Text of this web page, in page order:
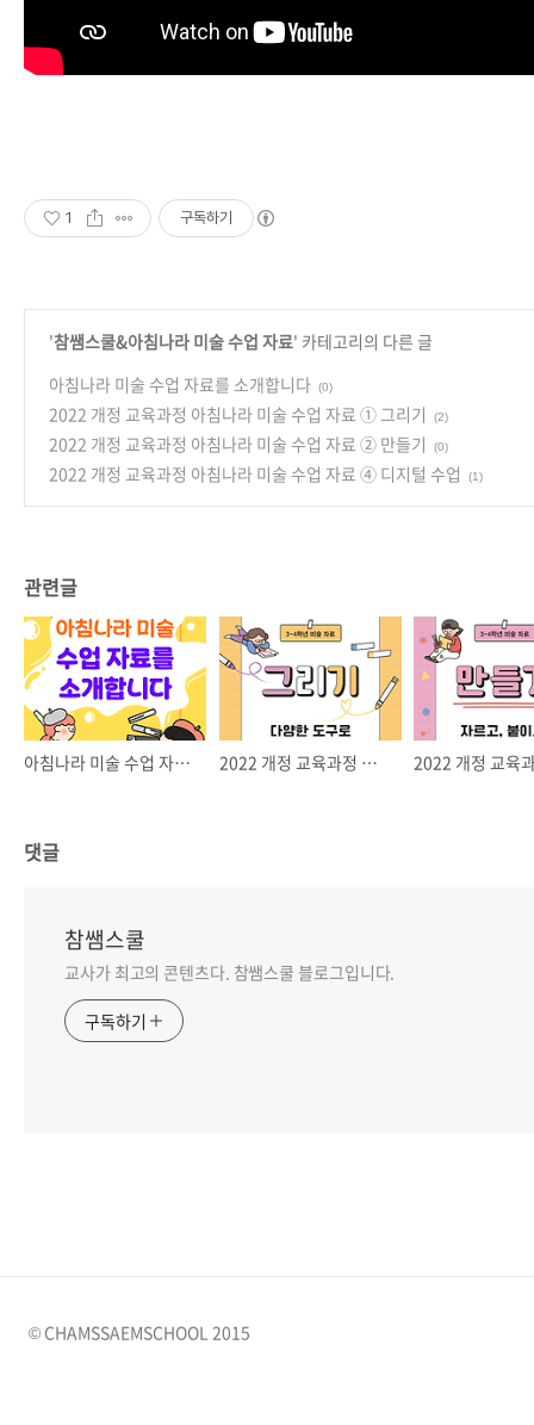
1 구독하기
'참쌤스쿨&아침나라 미술 수업 자료' 카테고리의 다른 글
아침나라 미술 수업 자료를 소개합니다 (0)
2022 개정 교육과정 아침나라 미술 수업 자료 ① 그리기 (2)
2022 개정 교육과정 아침나라 미술 수업 자료 ② 만들기 (0)
2022 개정 교육과정 아침나라 미술 수업 자료 ④ 디지털 수업 (1)
관련글
아침나라 미술 수업 자료를 소개합니다 2022 개정 교육과정 아침나라 미술 수업 자료 ① 그리기
댓글
참쌤스쿨
교사가 최고의 콘텐츠다. 참쌤스쿨 블로그입니다.
구독하기
© CHAMSSAEMSCHOOL 2015